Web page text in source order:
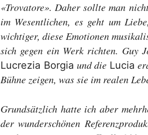
«Trovatore». Daher sollte man
im Wesentlichen, es geht um
wichtiger, diese Emotionen
sich gegen ein Werk richten. Guy
Lucrezia Borgia und die Lucia
Bühne zeigen, was sie im realen
Grundsätzlich hatte ich aber
der wunderschönen